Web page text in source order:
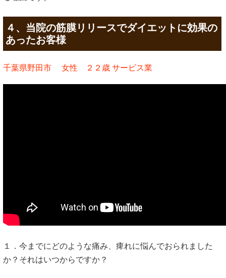
４、当院の筋膜リリースでダイエットに効果の
あったお客様
千葉県野田市 女性 ２２歳 サービス業
１．今までにどのような痛み、痺れに悩んでおられました
か？それはいつからですか？